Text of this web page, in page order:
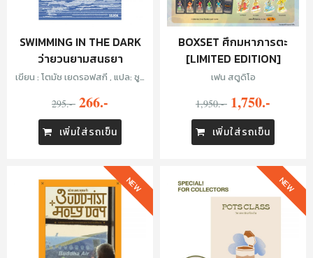
SWIMMING IN THE DARK
ว่ายวนยามสนธยา
เขียน : โตมัช เยดรอฟสกี , แปล: ซูลิ
295.- 266.-
เพิ่มใส่รถเข็น
BOXSET ศึกมหาภารตะ
[LIMITED EDITION]
เฟน สตูดิโอ
1,950.- 1,750.-
เพิ่มใส่รถเข็น
NEW NEW